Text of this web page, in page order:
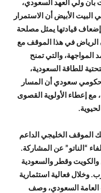
بأن ولي العهد السعودي،
الأبيض أن الاستمرار
قيادتها يمثل مصلحة
الرياض في هذا الموقف مع
المواجهة، والتي تمنح
للطاقة السعودية،
سعودي أن المسار
إعطاء الأولوية القصوى
الموقف الخليجي الداعم
“الناتو” عن المشاركة.
والكويت وقطر والسعودية
وخلال فعالية استثمارية
العامة السعودي، وصف